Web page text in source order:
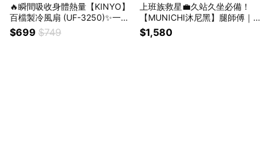
🔥瞬間吸收身體熱量【KINYO】
百檔製冷風扇 (UF-3250)✨一鍵
啟動瞬間冰感✨夏天必備 (SHOP
PING99)
$699 $749
上班族救星💼久站久坐必備！
【MUNICHI沐尼黑】腿師傅｜氣
壓熱敷美腿按摩器/腿部按摩1入/
2入 MR.LEG💞 (Shopping99)
$1,580